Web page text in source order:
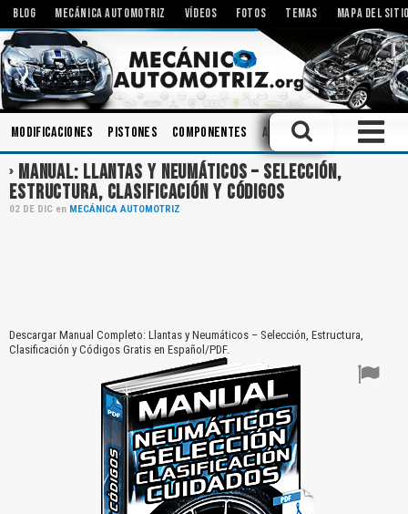
BLOG MECÁNICA AUTOMOTRIZ VÍDEOS FOTOS TEMAS MAPA DEL
Modificaciones Pistones Componentes Aceites Rodamientos
MANUAL: LLANTAS Y NEUMÁTICOS – SELECCIÓN,
ESTRUCTURA, CLASIFICACIÓN Y CÓDIGOS
02 DE DIC en MECÁNICA AUTOMOTRIZ
Descargar Manual Completo: Llantas y Neumáticos – Selección, Estructura,
Clasificación y Códigos Gratis en Español/PDF.